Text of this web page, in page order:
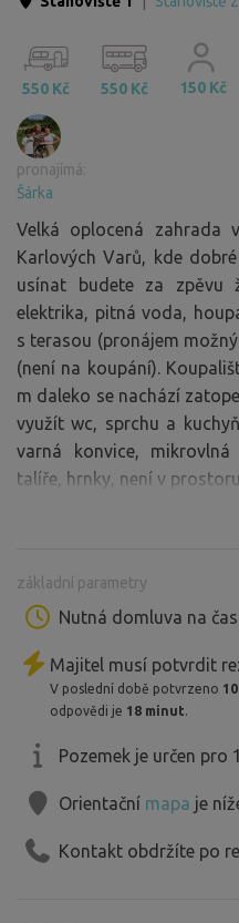
550 Kč 550 Kč 150 Kč
pronajímá:
Šárka
Velká oplocená zahrada
Karlových Varů, kde
usínat budete za zpěvu
elektrika, pitná voda,
s terasou (pronájem
(není na koupání).
m daleko se nachází
využít wc, sprchu a
varná konvice,
talíře, hrnky, není v
Hrad loket- 6 km, Karlovy
jiné. Koupaní je možné v
rybníku nebo v
Františkovy lázně ,
cesta). Ubytování je
základní parametry
Nutná domluva na
Majitel musí potvrdit
V poslední době potvrzeno
odpovědi je 18 minut.
Pozemek je určen pro
Orientační mapa je
Kontakt obdržíte po